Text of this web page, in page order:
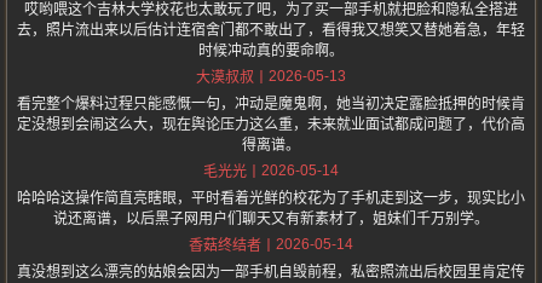
哎哟喂这个吉林大学校花也太敢玩了吧，为了买一部手机就把脸和隐私全搭进
去，照片流出来以后估计连宿舍门都不敢出了，看得我又想笑又替她着急，年轻
时候冲动真的要命啊。
大漠叔叔
2026-05-13
看完整个爆料过程只能感慨一句，冲动是魔鬼啊，她当初决定露脸抵押的时候肯
定没想到会闹这么大，现在舆论压力这么重，未来就业面试都成问题了，代价高
得离谱。
毛光光
2026-05-14
哈哈哈这操作简直亮瞎眼，平时看着光鲜的校花为了手机走到这一步，现实比小
说还离谱，以后黑子网用户们聊天又有新素材了，姐妹们千万别学。
香菇终结者
2026-05-14
真没想到这么漂亮的姑娘会因为一部手机自毁前程，私密照流出后校园里肯定传